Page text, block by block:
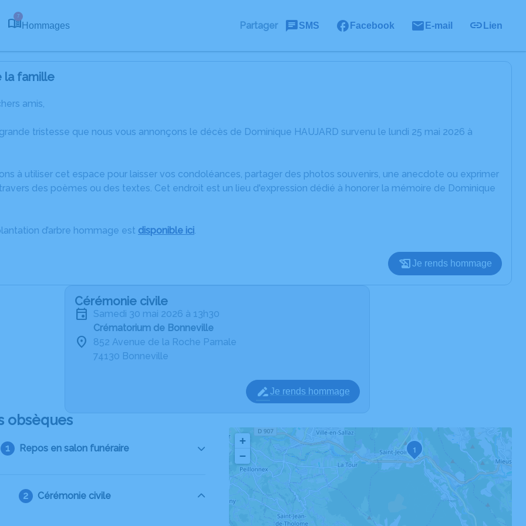
7
Hommages Partager SMS Facebook E-mail Lien
la famille
amis,
tristesse que nous vous annonçons le décès de Dominique HAUJARD survenu le lundi 25 mai 2026 à
à utiliser cet espace pour laisser vos condoléances, partager des photos souvenirs, une anecdote ou exprimer
des poèmes ou des textes. Cet endroit est un lieu d'expression dédié à honorer la mémoire de Dominique
d’arbre hommage est disponible ici.
Je rends hommage
Cérémonie civile
samedi 30 mai 2026 à 13h30
Crématorium de Bonneville
852 Avenue de la Roche Parnale
74130 Bonneville
Je rends hommage
obsèques
Repos en salon funéraire
Cérémonie civile
1
+
−